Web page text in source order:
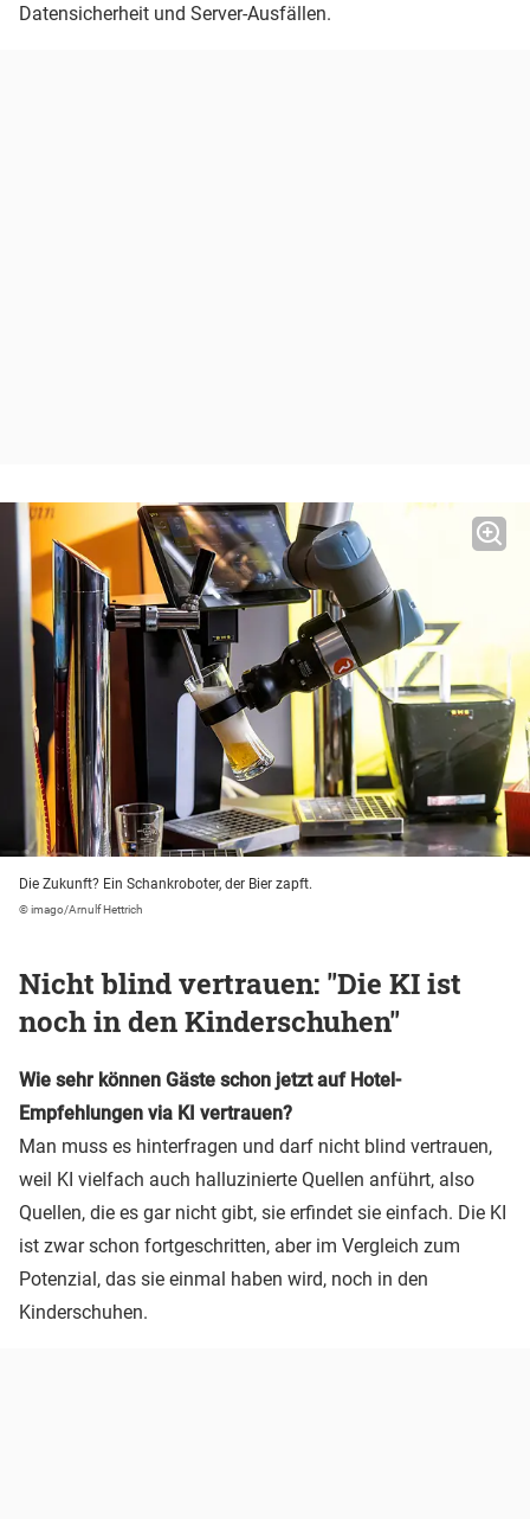
Datensicherheit und Server-Ausfällen.
Die Zukunft? Ein Schankroboter, der Bier zapft.
© imago/Arnulf Hettrich
Nicht blind vertrauen: "Die KI ist
noch in den Kinderschuhen"
Wie sehr können Gäste schon jetzt auf Hotel-
Empfehlungen via KI vertrauen?
Man muss es hinterfragen und darf nicht blind vertrauen,
weil KI vielfach auch halluzinierte Quellen anführt, also
Quellen, die es gar nicht gibt, sie erfindet sie einfach. Die KI
ist zwar schon fortgeschritten, aber im Vergleich zum
Potenzial, das sie einmal haben wird, noch in den
Kinderschuhen.